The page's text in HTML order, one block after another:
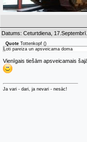
Datums: Ceturtdiena,
Quote Tottenkopf ()
Ļoti pareiza un apsveicama doma
Vienīgais tiešām apsveicamais
Ja vari - dari, ja nevari - nesāc!